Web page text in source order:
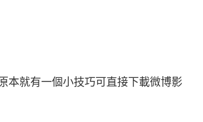
本就有一個小技巧可直接下載微博影